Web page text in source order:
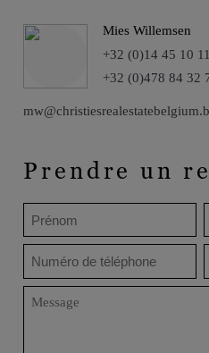
Prendre un
Mies Willemsen
+32 (0)14 45 10 11
+32 (0)478 84 32